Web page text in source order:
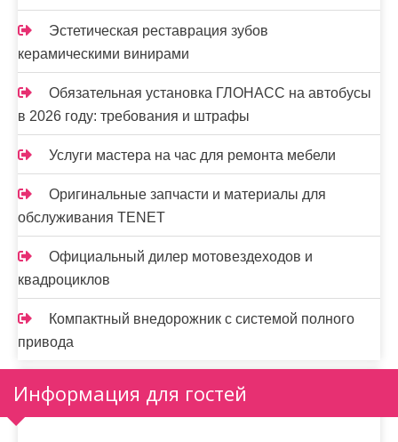
Эстетическая реставрация зубов
керамическими винирами
Обязательная установка ГЛОНАСС на автобусы
в 2026 году: требования и штрафы
Услуги мастера на час для ремонта мебели
Оригинальные запчасти и материалы для
обслуживания TENET
Официальный дилер мотовездеходов и
квадроциклов
Компактный внедорожник с системой полного
привода
Информация для гостей